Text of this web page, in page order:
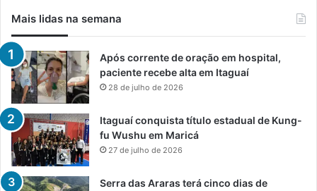
Mais lidas na semana
Após corrente de oração em hospital,
paciente recebe alta em Itaguaí
28 de julho de 2026
Itaguaí conquista título estadual de Kung-
fu Wushu em Maricá
27 de julho de 2026
Serra das Araras terá cinco dias de